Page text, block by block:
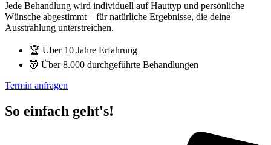
Jede Behandlung wird individuell auf Hauttyp und persönliche
Wünsche abgestimmt – für natürliche Ergebnisse, die deine
Ausstrahlung unterstreichen.
🏆 Über 10 Jahre Erfahrung
💆 Über 8.000 durchgeführte Behandlungen
Termin anfragen
So einfach geht's!